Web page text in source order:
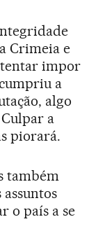
Crimeia e
tentar impor
a
algo
a
piorará.
também
o país a se